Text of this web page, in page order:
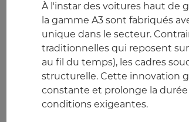
À l'instar des voitures haut de
la gamme A3 sont fabriqués
unique dans le secteur.
traditionnelles qui reposent
au fil du temps), les cadres
structurelle. Cette innovation
constante et prolonge la
conditions exigeantes.